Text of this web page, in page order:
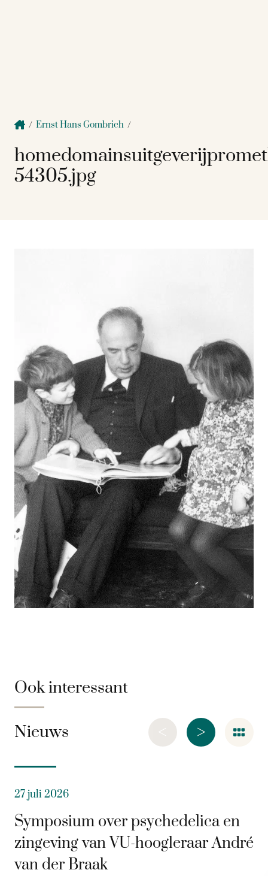
/ Ernst Hans Gombrich /
54305.jpg
Ook interessant
Nieuws >
<
27 juli 2026
Symposium over psychedelica en
zingeving van VU-hoogleraar André
van der Braak